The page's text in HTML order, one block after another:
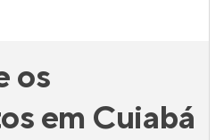
os
em Cuiabá